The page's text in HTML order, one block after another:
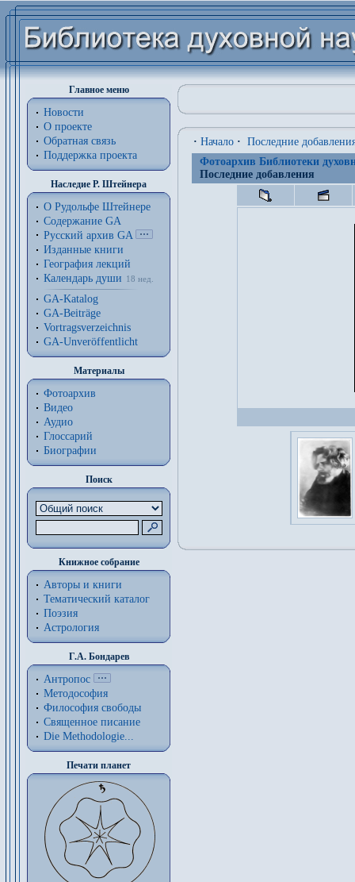
Главное меню
Новости
О проекте
Обратная связь
Поддержка проекта
Наследие Р. Штейнера
О Рудольфе Штейнере
Содержание GA
Русский архив GA
Изданные книги
География лекций
Календарь души
18 нед.
GA-Katalog
GA-Beiträge
Vortragsverzeichnis
GA-Unveröffentlicht
Материалы
Фотоархив
Видео
Аудио
Глоссарий
Биографии
Поиск
Книжное собрание
Авторы и книги
Тематический каталог
Поэзия
Астрология
Г.А. Бондарев
Антропос
Методософия
Философия cвободы
Священное писание
Die Methodologie...
Печати планет
· Начало · Последние
Фотоархив Библиотеки
Последние добавления